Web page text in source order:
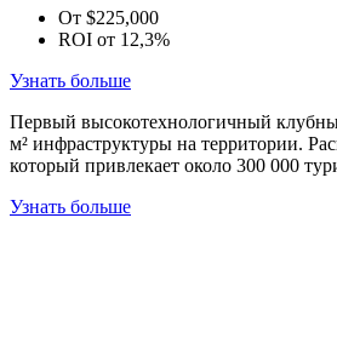
От $225,000
ROI от 12,3%
Узнать больше
Первый высокотехнологичный
м² инфраструктуры на территории.
который привлекает около 300 000
Узнать больше